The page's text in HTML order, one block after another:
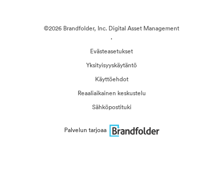
©2026 Brandfolder, Inc. Digital Asset Management
·
Evästeasetukset
Yksityisyyskäytäntö
Käyttöehdot
Reaaliaikainen keskustelu
Sähköpostituki
Palvelun tarjoaa